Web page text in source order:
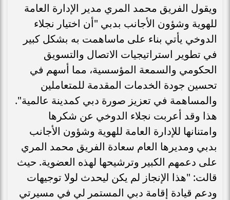
ويقول الفريق محمد المري مدير الإدارة العامة
للهوية وشؤون الأجانب بدبي "أن اختيار نجلاء
الدوخي يأتي بناء على ماساهمت به بشكل كبير
في تطوير استراتيجيات الاتصال والتسويق
الحكومي والسمعة المؤسسية، مما أسهم في
تحسين جودة الخدمات المقدمة للمتعاملين
والمساهمة في تعزيز صورة دبي كمدينة عالمية".
هذا وقد أعربت نجلاء الدوخي عن شكرها
وامتنانها للإدارة العامة للهوية وشؤون الأجانب
بدبي ومديرها العام سعادة الفريق محمد المري
على دعمهم الكبير وترشيحها لهذه العضوية. حيث
قالت: "هذا الإنجاز لم يكن ليحدث لولا توجيهات
ودعم قيادة إقامة دبي المستمر لي في مسيرتي